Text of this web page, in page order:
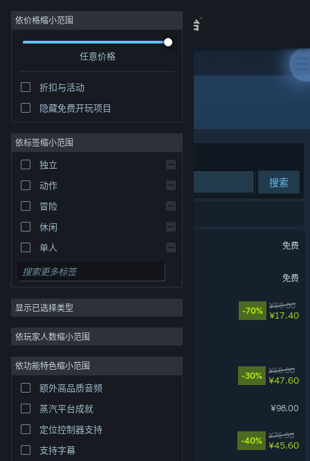
登录
关于
客服
依价格缩小范围
任意价格
折扣与活动
隐藏免费开玩项目
依标签缩小范围
独立
动作
冒险
休闲
单人
模拟
角色扮演
策略
2D
3D
免费开玩
氛围
剧情丰富
彩色
显示已选择类型
依玩家人数缩小范围
依功能特色缩小范围
额外高品质音频
蒸汽平台成就
定位控制器支持
支持字幕
所有产品
搜索
免费
免费
-70%
¥58.00
¥17.40
-30%
¥68.00
¥47.60
猛兽派对
¥98.00
苍翼：混沌效应
-40%
¥76.00
¥45.60